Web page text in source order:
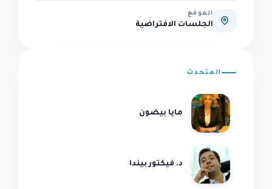
الموقع
الجلسات الافتراضية
المتحدث
مايا بيضون
د. فيكتور بيندا